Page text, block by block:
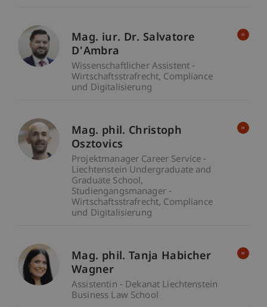
Mag. iur. Dr. Salvatore
D'Ambra
Wissenschaftlicher Assistent -
Wirtschaftsstrafrecht, Compliance
und Digitalisierung
Mag. phil. Christoph
Osztovics
Projektmanager Career Service -
Liechtenstein Undergraduate and
Graduate School
Studiengangsmanager -
Wirtschaftsstrafrecht, Compliance
und Digitalisierung
Mag. phil. Tanja Habicher
Wagner
Assistentin - Dekanat Liechtenstein
Business Law School